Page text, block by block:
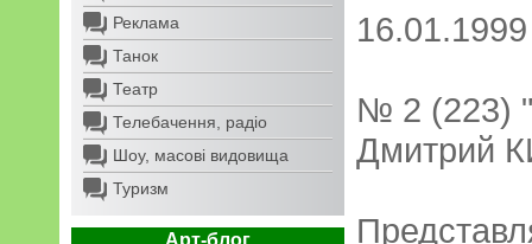
Реклама
Танок
Театр
Телебачення, радіо
Шоу, масові видовища
Туризм
Арт-блог
16.01.1999
№ 2 (223)
Дмитрий